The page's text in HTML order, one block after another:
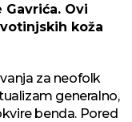
Ovi
koža
za neofolk
generalno,
benda. Pored